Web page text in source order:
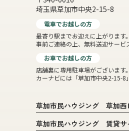
埼玉県草加市中央2-15-8
電車でお越しの方
最寄り駅までお迎えに上がります。
事前ご連絡の上、無料送迎サービ
お車でお越しの方
店舗裏に専用駐車場がございます。
カーナビには「草加市中央2-15-8
草加市民ハウジング 草加西
草加市民ハウジング 賃貸サ